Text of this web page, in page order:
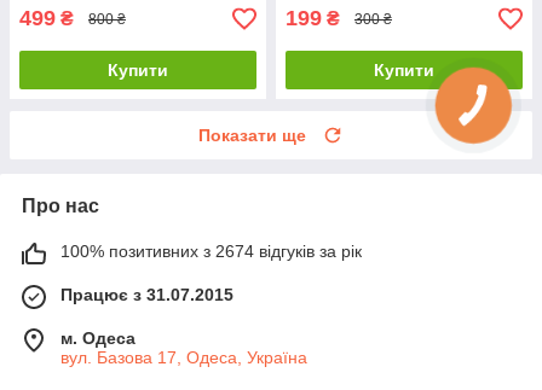
499 ₴ 800 ₴
Купити
199 ₴ 300 ₴
Купити
Показати ще
Про нас
100% позитивних з 2674 відгуків за рік
Працює з 31.07.2015
м. Одеса
вул. Базова 17, Одеса, Україна